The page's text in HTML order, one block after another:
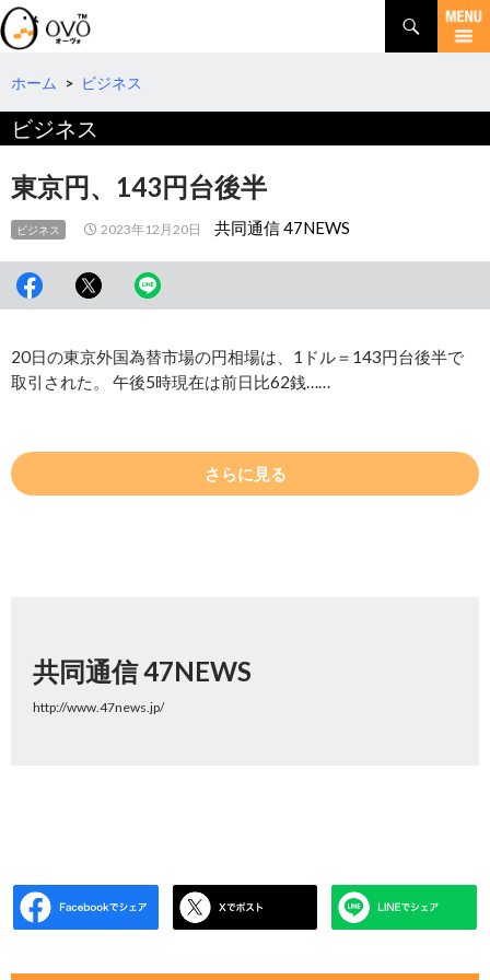
検
索
コ
テ
へ
移
動
ホーム > ビジネス
ビジネス
東京円、143円台後半
ビジネス 2023年12月20日 共同通信 47NEWS
20日の東京外国為替市場の円相場は、1ドル＝143円台後半で
取引された。 午後5時現在は前日比62銭……
さらに見る
共同通信 47NEWS
http://www.47news.jp/